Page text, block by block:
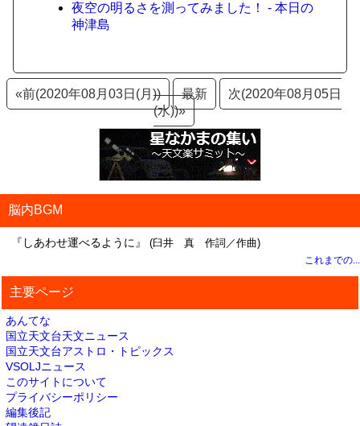
夜空の明るさを測ってみました！ - 本日の
神津島
«前(2020年08月03日(月)) 最新
次(2020年08月05日
(水))»
脳内BGM
『しあわせ運べるように』 (臼井 真 作詞／作曲)
これまでの...
主要ページ
あんてな
国立天文台天文ニュース
国立天文台アストロ・トピックス
VSOLJニュース
このサイトについて
プライバシーポリシー
編集後記